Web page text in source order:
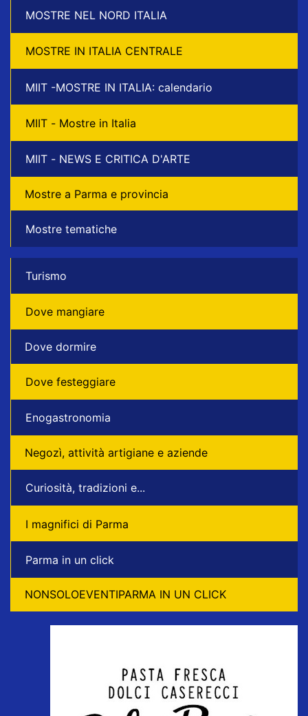
MOSTRE NEL NORD ITALIA
MOSTRE IN ITALIA CENTRALE
MIIT -MOSTRE IN ITALIA: calendario
MIIT - Mostre in Italia
MIIT - NEWS E CRITICA D'ARTE
Mostre a Parma e provincia
Mostre tematiche
Turismo
Dove mangiare
Dove dormire
Dove festeggiare
Enogastronomia
Negozì, attività artigiane e aziende
Curiosità, tradizioni e...
I magnifici di Parma
Parma in un click
NONSOLOEVENTIPARMA IN UN CLICK